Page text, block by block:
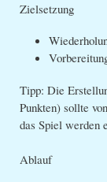
Zielsetzung
Tipp: Die
Punkten) sollte
das Spiel werden
Ablauf